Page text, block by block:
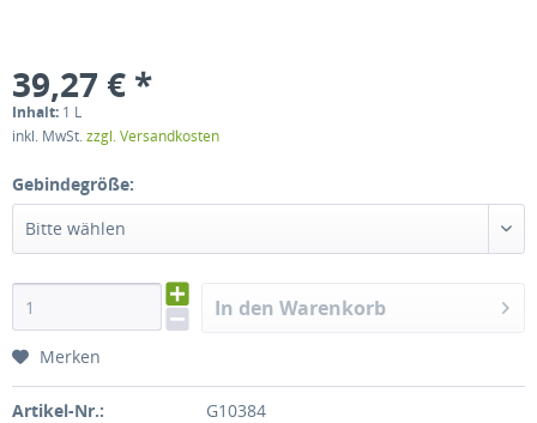
39,27 € *
Inhalt: 1 L
inkl. MwSt.zzgl. Versandkosten
Gebindegröße:
Bitte wählen
In den Warenkorb
Merken
Artikel-Nr.:
G10384